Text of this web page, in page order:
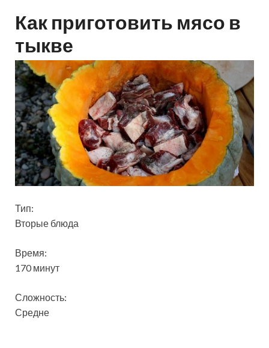
Как приготовить мясо в
тыкве
Тип:
Вторые блюда
Время:
170 минут
Сложность:
Средне